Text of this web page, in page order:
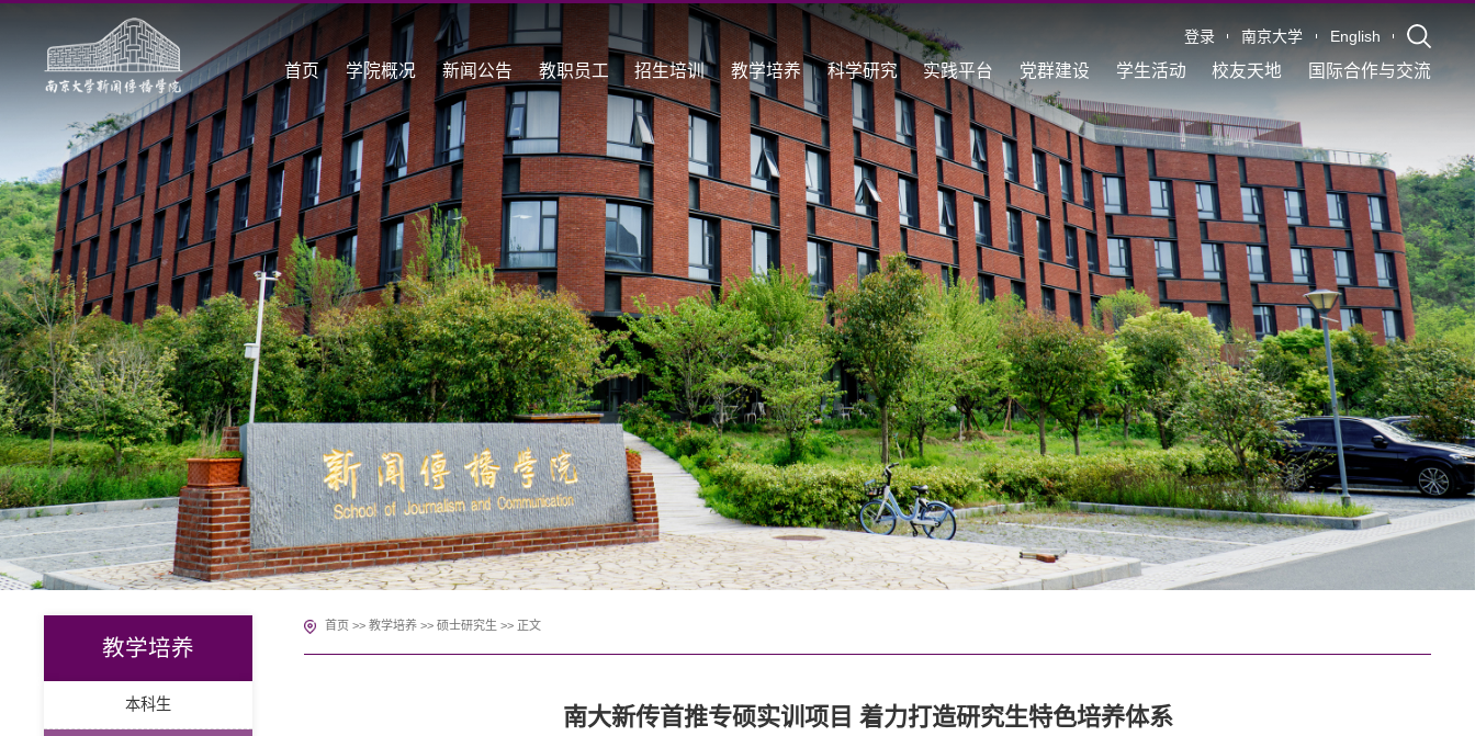
登录 南京大学 English
首页 学院概况 新闻公告 教职员工 招生培训 教学培养 科学研究 实践平台 党群建设 学生活动 校友天地 国际合作与交流
教学培养
本科生
首页 >> 教学培养 >> 硕士研究生 >> 正文
南大新传首推专硕实训项目 着力打造研究生特色培养体系